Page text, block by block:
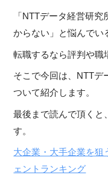
「NTTデータ経営研
からない」と悩んでい
転職するなら評判や職
そこで今回は、NTTデ
ついて紹介します。
最後まで読んで頂くと
す。
大企業・大手企業を狙
ェントランキング